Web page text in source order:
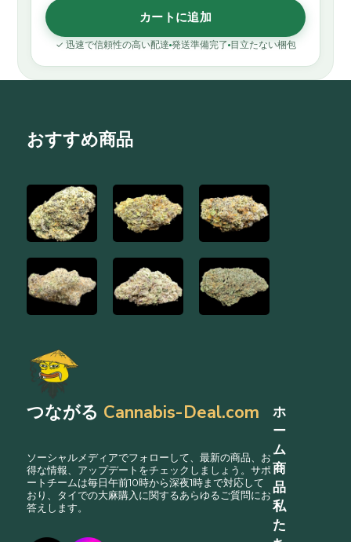
カートに追加
✓ 迅速で信頼性の高い配達 発送準備完了 目立たない梱包
つながる Cannabis-Deal.com
ソーシャルメディアでフォローして、最新の商品、お
得な情報、アップデートをチェックしましょう。サポ
ートチームは毎日午前10時から深夜1時まで対応して
おり、タイでの大麻購入に関するあらゆるご質問にお
答えします。
ホ
ー
ム
商
品
私
た
おすすめ商品